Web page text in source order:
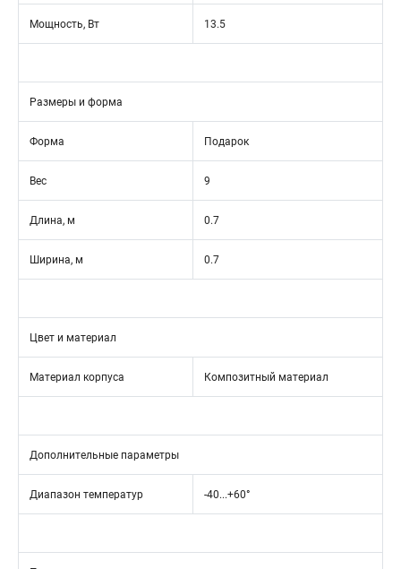
Мощность, Вт 13.5
Размеры и форма
Форма Подарок
Вес 9
Длина, м 0.7
Ширина, м 0.7
Цвет и материал
Материал корпуса Композитный материал
Дополнительные параметры
Диапазон температур -40...+60°